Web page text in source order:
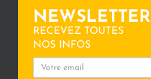
NEWSLETTER
RECEVEZ TOUTES
NOS INFOS